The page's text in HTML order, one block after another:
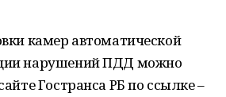
камер автоматической
нарушений ПДД можно
Гостранса РБ по ссылке –